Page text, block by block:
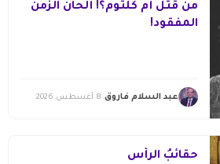
من قتل أم كلثوم؟! ألحان الزمن
المفقود!
عبد السلام فاروق 8 أغسطس 2026
حقائبُ الرأس